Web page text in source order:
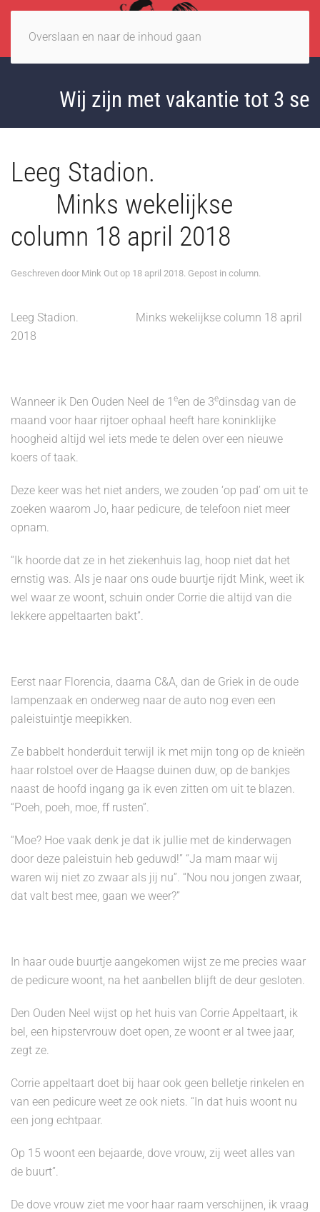
Overslaan en naar de inhoud gaan
Wij zijn met vakantie tot 3
Leeg Stadion.
Minks wekelijkse
column 18 april 2018
Geschreven door Mink Out op 18 april 2018. Gepost in column.
Leeg Stadion. Minks wekelijkse column 18 april
2018
Wanneer ik Den Ouden Neel de 1 een de 3edinsdag van de
maand voor haar rijtoer ophaal heeft hare koninklijke
hoogheid altijd wel iets mede te delen over een nieuwe
koers of taak.
Deze keer was het niet anders, we zouden ‘op pad’ om uit te
zoeken waarom Jo, haar pedicure, de telefoon niet meer
opnam.
“Ik hoorde dat ze in het ziekenhuis lag, hoop niet dat het
ernstig was. Als je naar ons oude buurtje rijdt Mink, weet ik
wel waar ze woont, schuin onder Corrie die altijd van die
lekkere appeltaarten bakt”.
Eerst naar Florencia, daarna C&A, dan de Griek in de oude
lampenzaak en onderweg naar de auto nog even een
paleistuintje meepikken.
Ze babbelt honderduit terwijl ik met mijn tong op de knieën
haar rolstoel over de Haagse duinen duw, op de bankjes
naast de hoofd ingang ga ik even zitten om uit te blazen.
“Poeh, poeh, moe, ff rusten”.
“Moe? Hoe vaak denk je dat ik jullie met de kinderwagen
door deze paleistuin heb geduwd!” “Ja mam maar wij
waren wij niet zo zwaar als jij nu”. “Nou nou jongen zwaar,
dat valt best mee, gaan we weer?”
In haar oude buurtje aangekomen wijst ze me precies waar
de pedicure woont, na het aanbellen blijft de deur gesloten.
Den Ouden Neel wijst op het huis van Corrie Appeltaart, ik
bel, een hipstervrouw doet open, ze woont er al twee jaar,
zegt ze.
Corrie appeltaart doet bij haar ook geen belletje rinkelen en
van een pedicure weet ze ook niets. “In dat huis woont nu
een jong echtpaar.
Op 15 woont een bejaarde, dove vrouw, zij weet alles van
de buurt”.
De dove vrouw ziet me voor haar raam verschijnen, ik vraag